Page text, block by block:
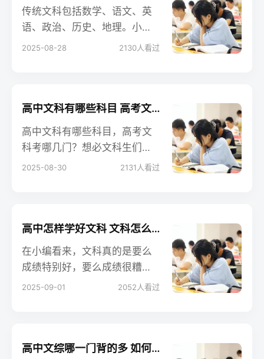
传统文科包括数学、语文、英
语、政治、历史、地理。小编
今天给大家带来关于高中文科
2025-08-28 2130人看过
高中文科有哪些科目 高考文科考哪几门
高中文科有哪些科目，高考文
科考哪几门？想必文科生们对
高考还不太了解，不知道高考
哪几科、怎么考，让大家更有
2025-08-30 2131 人看过
高中怎样学好文科 文科怎么考600分
在小编看来，文科真的是要么
成绩特别好，要么成绩很糟糕
的一类课程，每天都要淹没在
2025-09-01 2052 人看过
高中文综哪一门背的多 如何背效率高